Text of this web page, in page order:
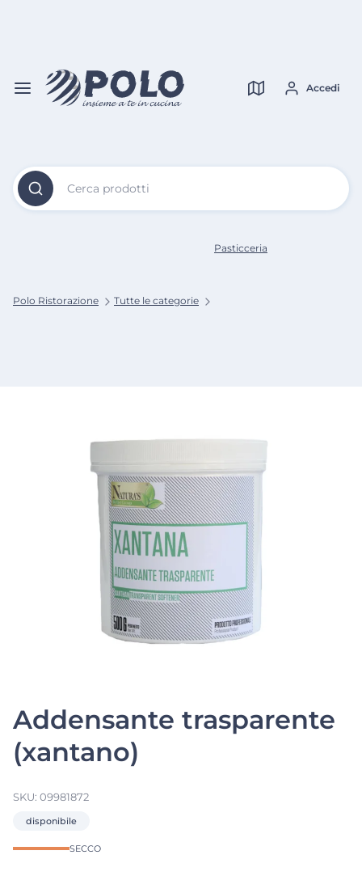
Cerca prodotti
Accedi
Polo Ristorazione Tutte le categorie
Pasticceria
Addensante trasparente
(xantano)
SKU: 09981872
disponibile
SECCO